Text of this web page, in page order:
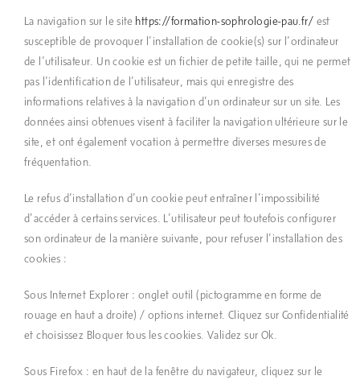
La navigation sur le site https://formation-sophrologie-pau.fr/ est
susceptible de provoquer l’installation de cookie(s) sur l’ordinateur
de l’utilisateur. Un cookie est un fichier de petite taille, qui ne permet
pas l’identification de l’utilisateur, mais qui enregistre des
informations relatives à la navigation d’un ordinateur sur un site. Les
données ainsi obtenues visent à faciliter la navigation ultérieure sur le
site, et ont également vocation à permettre diverses mesures de
fréquentation.
Le refus d’installation d’un cookie peut entraîner l’impossibilité
d’accéder à certains services. L’utilisateur peut toutefois configurer
son ordinateur de la manière suivante, pour refuser l’installation des
cookies :
Sous Internet Explorer : onglet outil (pictogramme en forme de
rouage en haut a droite) / options internet. Cliquez sur Confidentialité
et choisissez Bloquer tous les cookies. Validez sur Ok.
Sous Firefox : en haut de la fenêtre du navigateur, cliquez sur le